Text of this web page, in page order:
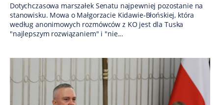
Dotychczasowa marszałek Senatu najpewniej pozostanie na
stanowisku. Mowa o Małgorzacie Kidawie-Błońskiej, która
według anonimowych rozmówców z KO jest dla Tuska
"najlepszym rozwiązaniem" i "nie...